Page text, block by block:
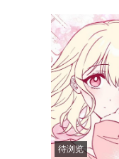
待浏览